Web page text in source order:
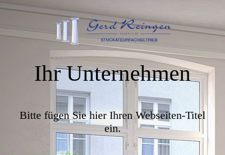
Ihr Unternehmen
Bitte fügen Sie hier Ihren Webseiten-Titel
ein.